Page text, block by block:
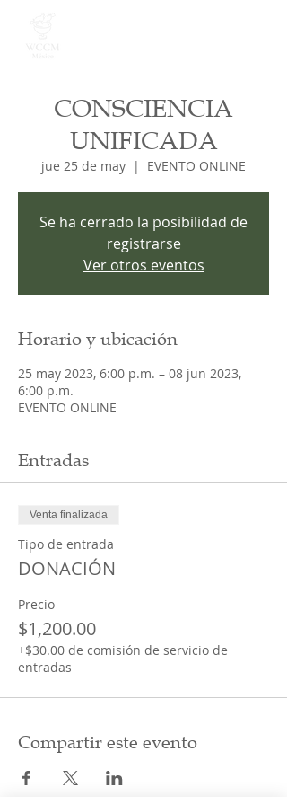
CONSCIENCIA
UNIFICADA
jue 25 de may
  |
EVENTO ONLINE
Se ha cerrado la posibilidad de
registrarse
Ver otros eventos
Horario y ubicación
25 may 2023, 6:00 p.m. – 08 jun 2023,
6:00 p.m.
EVENTO ONLINE
Entradas
Venta finalizada
Tipo de entrada
DONACIÓN
Precio
$1,200.00
+$30.00 de comisión de servicio de
entradas
Compartir este evento